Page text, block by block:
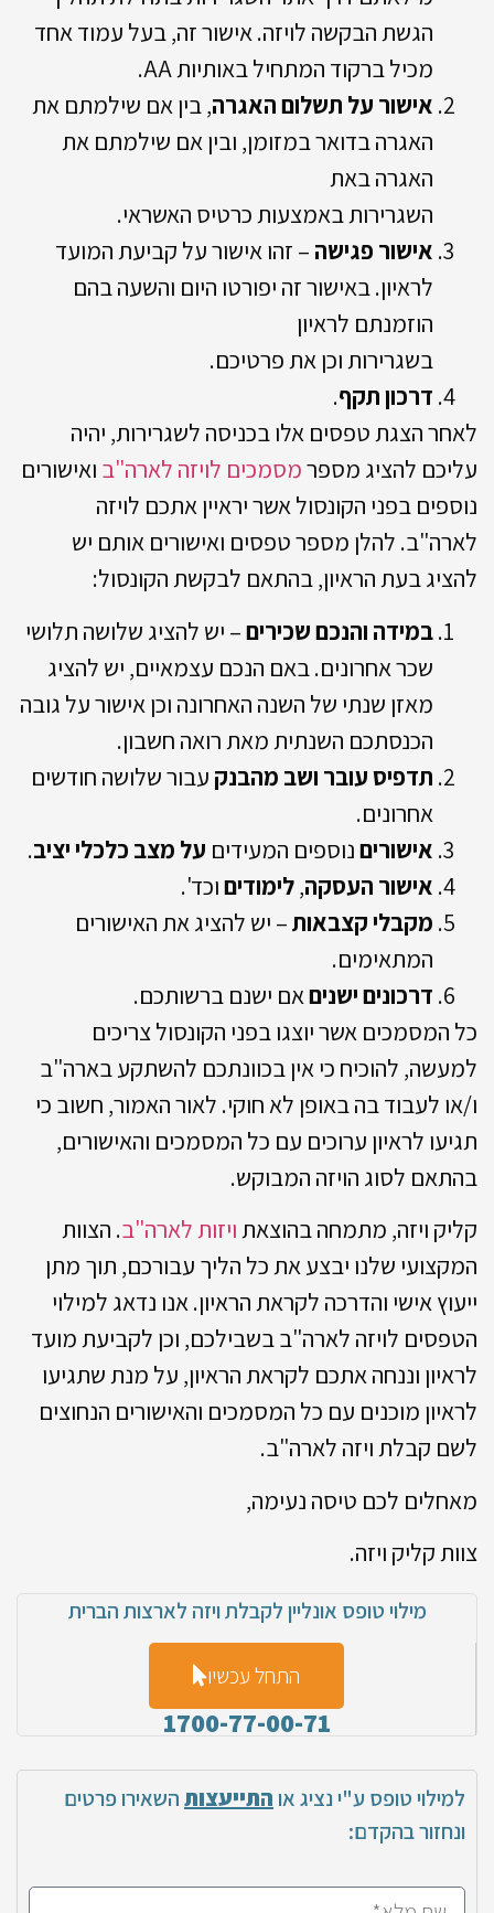
הגשת הבקשה לויזה. אישור זה, בעל עמוד אחד
מכיל ברקוד המתחיל באותיות AA.
אישור על תשלום האגרה, בין אם שילמתם את
האגרה בדואר במזומן, ובין אם שילמתם את
האגרה באת
השגרירות באמצעות כרטיס האשראי.
אישור פגישה – זהו אישור על קביעת המועד
לראיון. באישור זה יפורטו היום והשעה בהם
הוזמנתם לראיון
בשגרירות וכן את פרטיכם.
דרכון תקף.
לאחר הצגת טפסים אלו בכניסה לשגרירות, יהיה
עליכם להציג מספרמסמכים לויזה לארה"ב ואישורים
נוספים בפני הקונסול אשר יראיין אתכם לויזה
לארה"ב. להלן מספר טפסים ואישורים אותם יש
להציג בעת הראיון, בהתאם לבקשת הקונסול:
במידה והנכם שכירים– יש להציג שלושה תלושי
שכר אחרונים. באם הנכם עצמאיים, יש להציג
מאזן שנתי של השנה האחרונה וכן אישור על גובה
הכנסתכם השנתית מאת רואה חשבון.
תדפיס עובר ושב מהבנק עבור שלושה חודשים
אחרונים.
אישוריםנוספים המעידים על מצב כלכלי יציב.
אישור העסקה,לימודיםוכד'.
מקבלי קצבאות– יש להציג את האישורים
המתאימים.
דרכונים ישניםאם ישנם ברשותכם.
כל המסמכים אשר יוצגו בפני הקונסול צריכים
למעשה, להוכיח כי אין בכוונתכם להשתקע בארה"ב
ו/או לעבוד בה באופן לא חוקי. לאור האמור, חשוב כי
תגיעו לראיון ערוכים עם כל המסמכים והאישורים,
בהתאם לסוג הויזה המבוקש.
קליק ויזה, מתמחה בהוצאתויזות לארה"ב. הצוות
המקצועי שלנו יבצע את כל הליך עבורכם, תוך מתן
ייעוץ אישי והדרכה לקראת הראיון. אנו נדאג למילוי
הטפסים לויזה לארה"ב בשבילכם, וכן לקביעת מועד
לראיון וננחה אתכם לקראת הראיון, על מנת שתגיעו
לראיון מוכנים עם כל המסמכים והאישורים הנחוצים
לשם קבלת ויזה לארה"ב.
מאחלים לכם טיסה נעימה,
צוות קליק ויזה.
מילוי טופס אונליין לקבלת ויזה לארצות הברית
התחל עכשיו
1700-77-00-71
למילוי טופס ע"י נציג אוהתייעצותהשאירו פרטים
ונחזור בהקדם: